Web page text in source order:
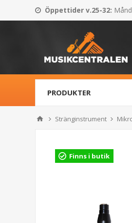
Öppettider v.25-32:
PRODUKTER
Stränginstrument
Finns i butik